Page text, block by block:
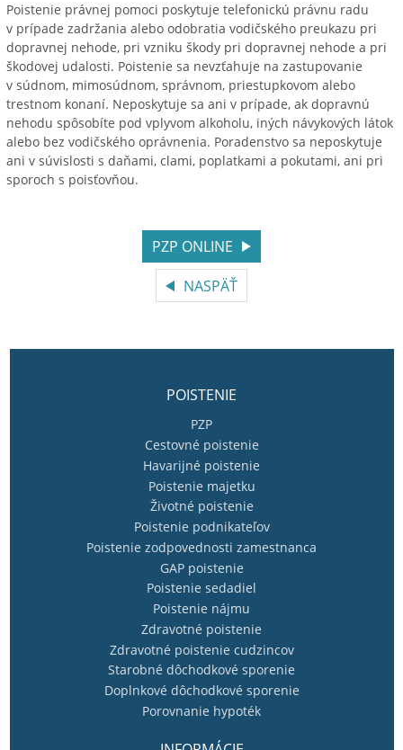
Poistenie právnej pomoci poskytuje telefonickú právnu radu
v prípade zadržania alebo odobratia vodičského preukazu pri
dopravnej nehode, pri vzniku škody pri dopravnej nehode a pri
škodovej udalosti. Poistenie sa nevzťahuje na zastupovanie
v súdnom, mimosúdnom, správnom, priestupkovom alebo
trestnom konaní. Neposkytuje sa ani v prípade, ak dopravnú
nehodu spôsobíte pod vplyvom alkoholu, iných návykových látok
alebo bez vodičského oprávnenia. Poradenstvo sa neposkytuje
ani v súvislosti s daňami, clami, poplatkami a pokutami, ani pri
sporoch s poisťovňou.
NASPÄŤ
PZP ONLINE
POISTENIE
PZP
Cestovné poistenie
Havarijné poistenie
Poistenie majetku
Životné poistenie
Poistenie podnikateľov
Poistenie zodpovednosti zamestnanca
GAP poistenie
Poistenie sedadiel
Poistenie nájmu
Zdravotné poistenie
Zdravotné poistenie cudzincov
Starobné dôchodkové sporenie
Doplnkové dôchodkové sporenie
Porovnanie hypoték